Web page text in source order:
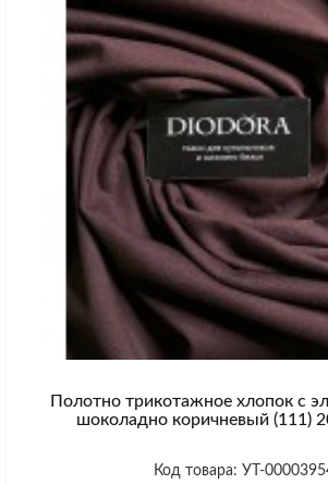
Полотно трикотажное хлопок с
шоколадно коричневый (111)
Код товара: УТ-